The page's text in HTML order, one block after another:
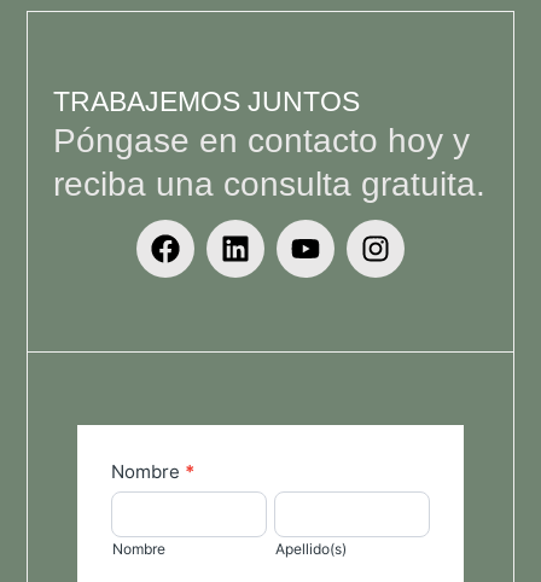
TRABAJEMOS JUNTOS
Póngase en contacto hoy y
reciba una consulta gratuita.
Form
general
Nombre *
Nombre
Nombre
Apellido(s)
Apellido(s)